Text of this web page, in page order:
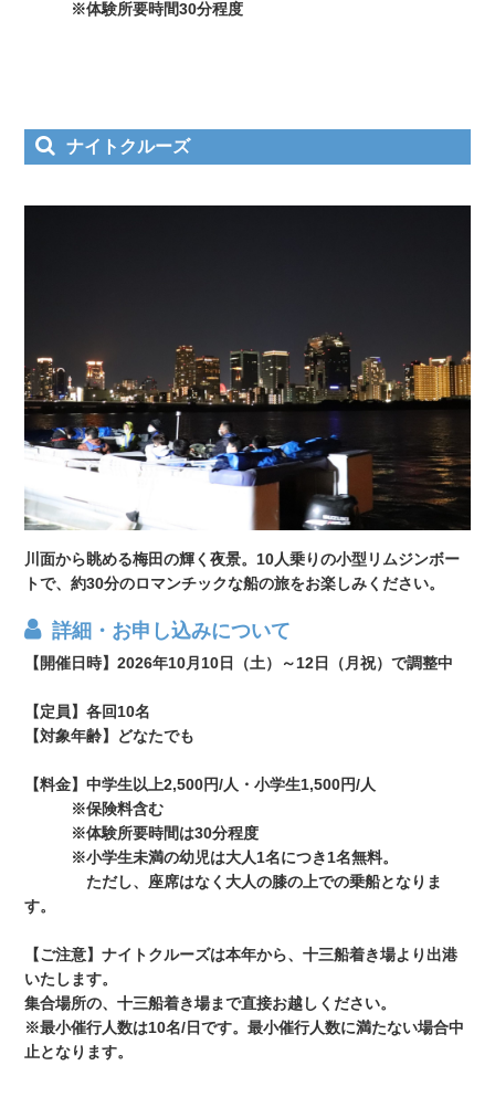
※体験所要時間30分程度
ナイトクルーズ
川面から眺める梅田の輝く夜景。10人乗りの小型リムジンボー
トで、約30分のロマンチックな船の旅をお楽しみください。
詳細・お申し込みについて
【開催日時】2026年10月10日（土）～12日（月祝）で調整中
【定員】各回10名
【対象年齢】どなたでも
【料金】中学生以上2,500円/人・小学生1,500円/人
※保険料含む
※体験所要時間は30分程度
※小学生未満の幼児は大人1名につき1名無料。
ただし、座席はなく大人の膝の上での乗船となりま
す。
【ご注意】ナイトクルーズは本年から、十三船着き場より出港
いたします。
集合場所の、十三船着き場まで直接お越しください。
※最小催行人数は10名/日です。最小催行人数に満たない場合中
止となります。